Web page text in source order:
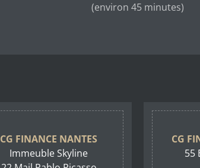
(environ 45 minutes)
CG FINANCE NANTES
Immeuble Skyline
CG
55